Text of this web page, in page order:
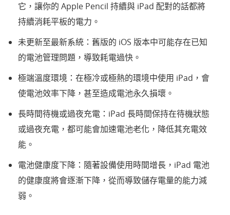
它，讓你的 Apple Pencil 持續與 iPad 配對的話都將
持續消耗平板的電力。
未更新至最新系統：舊版的 iOS 版本中可能存在已知
的電池管理問題，導致耗電過快。
極端溫度環境：在極冷或極熱的環境中使用 iPad，會
使電池效率下降，甚至造成電池永久損壞。
長時間待機或過夜充電：iPad 長時間保持在待機狀態
或過夜充電，都可能會加速電池老化，降低其充電效
能。
電池健康度下降：隨著設備使用時間增長，iPad 電池
的健康度將會逐漸下降，從而導致儲存電量的能力減
弱。